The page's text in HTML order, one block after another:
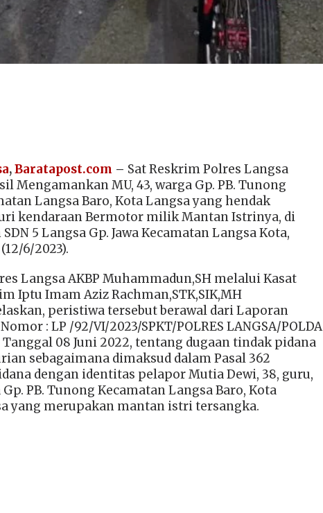
,Baratapost.com – Sat Reskrim Polres Langsa
Mengamankan MU, 43, warga Gp. PB. Tunong
Langsa Baro, Kota Langsa yang hendak
kendaraan Bermotor milik Mantan Istrinya, di
SDN 5 Langsa Gp. Jawa Kecamatan Langsa Kota,
6/2023).
Langsa AKBP Muhammadun,SH melalui Kasat
Iptu Imam Aziz Rachman,STK,SIK,MH
peristiwa tersebut berawal dari Laporan
: LP /92/VI/2023/SPKT/POLRES LANGSA/POLDA
Tanggal 08 Juni 2022, tentang dugaan tindak pidana
sebagaimana dimaksud dalam Pasal 362
dengan identitas pelapor Mutia Dewi, 38, guru,
PB. Tunong Kecamatan Langsa Baro, Kota
yang merupakan mantan istri tersangka.